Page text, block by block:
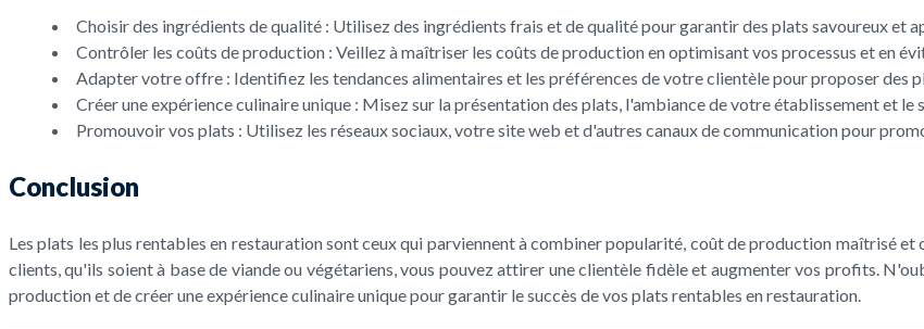
Choisir des ingrédients de qualité : Utilisez des ingrédients frais et de qualité pour garantir des plats savoureux et
Contrôler les coûts de production : Veillez à maîtriser les coûts de production en optimisant vos processus et en
Adapter votre offre : Identifiez les tendances alimentaires et les préférences de votre clientèle pour proposer des
Créer une expérience culinaire unique : Misez sur la présentation des plats, l'ambiance de votre établissement et
Promouvoir vos plats : Utilisez les réseaux sociaux, votre site web et d'autres canaux de communication pour
Conclusion
Les plats les plus rentables en restauration sont ceux qui parviennent à combiner popularité, coût de production maîtrisé et
clients, qu'ils soient à base de viande ou végétariens, vous pouvez attirer une clientèle fidèle et augmenter vos profits.
production et de créer une expérience culinaire unique pour garantir le succès de vos plats rentables en restauration.